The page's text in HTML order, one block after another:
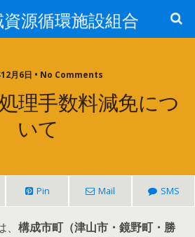
源循環施設組合
月6日 • No Comments
理手数料減免につ
いて
Pin Mail SMS
構成市町（津山市・鏡野町・勝